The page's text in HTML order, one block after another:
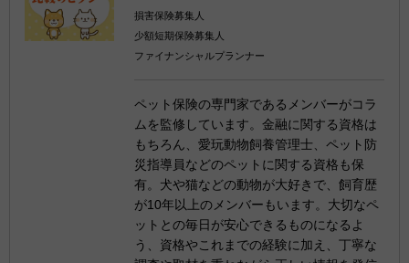
損害保険募集人
少額短期保険募集人
ファイナンシャルプランナー
ペット保険の専門家であるメンバーがコラ
ムを監修しています。金融に関する資格は
もちろん、愛玩動物飼養管理士、ペット防
災指導員などのペットに関する資格も保
有。犬や猫などの動物が大好きで、飼育歴
が10年以上のメンバーもいます。大切なペ
ットとの毎日が安心できるものになるよ
う、資格やこれまでの経験に加え、丁寧な